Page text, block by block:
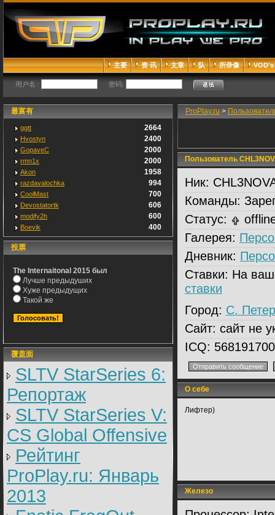
主要 资 讯 文章 队 所录像 VOD's
用户名 : 密码:
最富有
ggtt 2664
Hvostyn 2400
GopaveC 2000
rmn1x 2000
Akon 1958
razdavalochka 994
CoolMast 700
Devostatortk 606
modify2h 600
Boevik 400
投票
The Internaitonal 2015 был
Лучше предыдуших
Хуже предыдущих
Такой же
覆盖面
SLTV StarSeries 6:
Репортаж
SLTV StarSeries V:
CS Global Offensive
Рейтинг
ProPlay.ru: Январь
2013
ProPlay.ru >
Пользователь
Ник:
Команды:
Статус:
Галерея:
Дневник:
Ставки: На
ставки
Город: С.
Сайт: сайт не
ICQ: 568191700
О себе
Лифтер)
Железо